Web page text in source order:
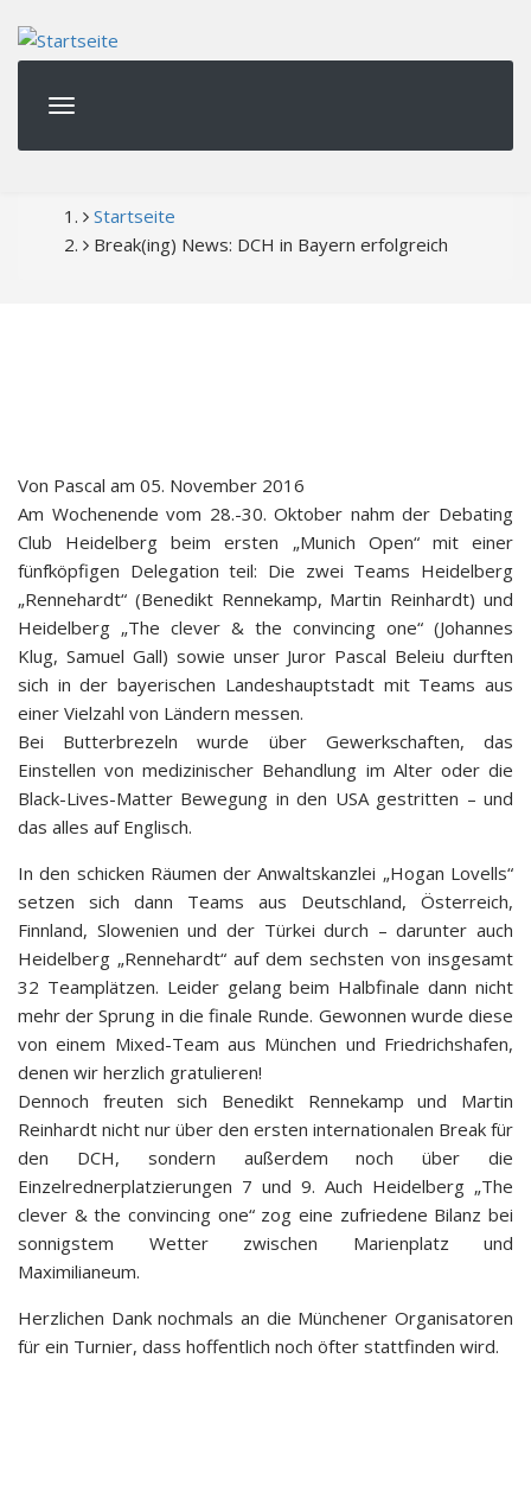
zum
PFADNAVIGATION
Startseite
Break(ing) News: DCH in Bayern erfolgreich
Von Pascal am 05. November 2016
Am Wochenende vom 28.-30. Oktober nahm der Debating
Club Heidelberg beim ersten „Munich Open“ mit einer
fünfköpfigen Delegation teil: Die zwei Teams Heidelberg
„Rennehardt“ (Benedikt Rennekamp, Martin Reinhardt) und
Heidelberg „The clever & the convincing one“ (Johannes
Klug, Samuel Gall) sowie unser Juror Pascal Beleiu durften
sich in der bayerischen Landeshauptstadt mit Teams aus
einer Vielzahl von Ländern messen.
Bei Butterbrezeln wurde über Gewerkschaften, das
Einstellen von medizinischer Behandlung im Alter oder die
Black-Lives-Matter Bewegung in den USA gestritten – und
das alles auf Englisch.
In den schicken Räumen der Anwaltskanzlei „Hogan Lovells“
setzen sich dann Teams aus Deutschland, Österreich,
Finnland, Slowenien und der Türkei durch – darunter auch
Heidelberg „Rennehardt“ auf dem sechsten von insgesamt
32 Teamplätzen. Leider gelang beim Halbfinale dann nicht
mehr der Sprung in die finale Runde. Gewonnen wurde diese
von einem Mixed-Team aus München und Friedrichshafen,
denen wir herzlich gratulieren!
Dennoch freuten sich Benedikt Rennekamp und Martin
Reinhardt nicht nur über den ersten internationalen Break für
den DCH, sondern außerdem noch über die
Einzelrednerplatzierungen 7 und 9. Auch Heidelberg „The
clever & the convincing one“ zog eine zufriedene Bilanz bei
sonnigstem Wetter zwischen Marienplatz und
Maximilianeum.
Herzlichen Dank nochmals an die Münchener Organisatoren
für ein Turnier, dass hoffentlich noch öfter stattfinden wird.